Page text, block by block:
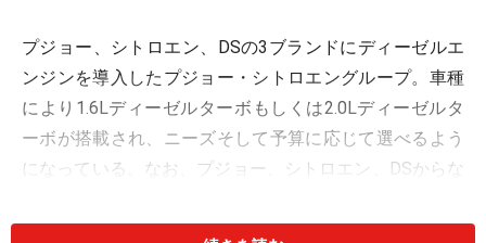
プジョー、シトロエン、DSの3ブランドにディーゼルエ
ンジンを導入したプジョー・シトロエングループ。車種
により1.6Lディーゼルターボもしくは2.0Lディーゼルタ
ーボが搭載され、ニーズそして予算に応じて選べるよう
になっている。なお、プジョー、シトロエン、DSからな
いる。